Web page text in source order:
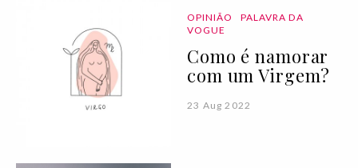
OPINIÃO
PALAVRA DA
VOGUE
Como é namorar
com um Virgem?
23 Aug 2022